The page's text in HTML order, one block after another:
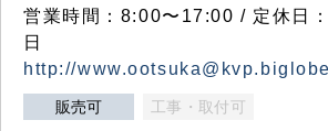
営業時間：8:00〜17:00 / 定休日
日
http://
販売可 工事・取付可